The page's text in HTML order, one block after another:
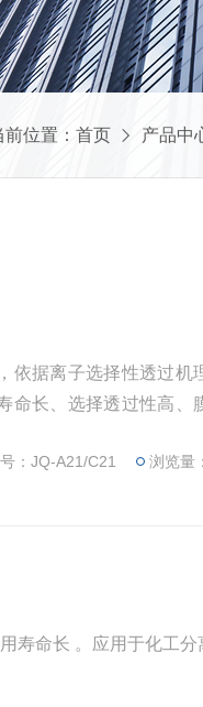
前位置： 首页 产品中
依据离子选择性透过机
命长、选择透过性高、
：JQ-A21/C21 浏览量
碱、草甘膦、糖分